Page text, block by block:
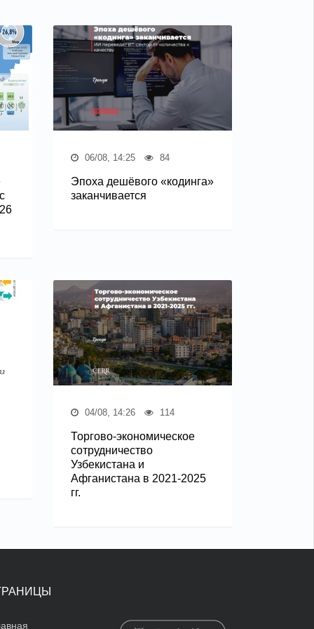
06/08, 14:25 84
Эпоха дешёвого «кодинга»
заканчивается
04/08, 14:26 114
Торгово-экономическое
сотрудничество
Узбекистана и
Афганистана в 2021-2025
гг.